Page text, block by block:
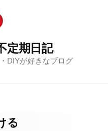
定期日記
DIYが好きなブログ
る